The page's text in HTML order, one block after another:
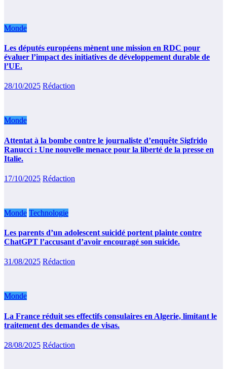
Monde
Les députés européens mènent une mission en RDC pour
évaluer l’impact des initiatives de développement durable de
l’UE.
28/10/2025 Rédaction
Monde
Attentat à la bombe contre le journaliste d’enquête Sigfrido
Ranucci : Une nouvelle menace pour la liberté de la presse en
Italie.
17/10/2025 Rédaction
Monde Technologie
Les parents d’un adolescent suicidé portent plainte contre
ChatGPT l’accusant d’avoir encouragé son suicide.
31/08/2025 Rédaction
Monde
La France réduit ses effectifs consulaires en Algerie, limitant le
traitement des demandes de visas.
28/08/2025 Rédaction